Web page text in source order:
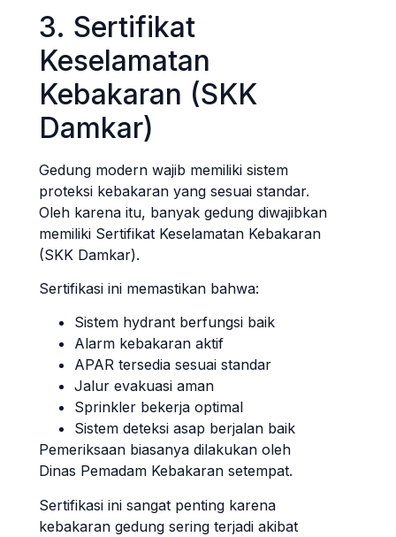
3. Sertifikat
Keselamatan
Kebakaran (SKK
Damkar)
Gedung modern wajib memiliki sistem
proteksi kebakaran yang sesuai standar.
Oleh karena itu, banyak gedung diwajibkan
memiliki Sertifikat Keselamatan Kebakaran
(SKK Damkar).
Sertifikasi ini memastikan bahwa:
Sistem hydrant berfungsi baik
Alarm kebakaran aktif
APAR tersedia sesuai standar
Jalur evakuasi aman
Sprinkler bekerja optimal
Sistem deteksi asap berjalan baik
Pemeriksaan biasanya dilakukan oleh
Dinas Pemadam Kebakaran setempat.
Sertifikasi ini sangat penting karena
kebakaran gedung sering terjadi akibat